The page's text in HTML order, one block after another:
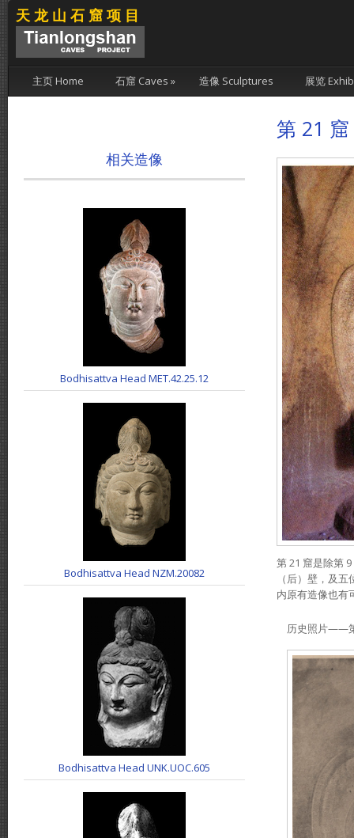
天龙山石窟项目
主页 Home 石窟 Caves » 造像 Sculptures 展览
第 21 窟
第 21 窟是除第
（后）壁，及
内原有造像也有
历史照片——
相关造像
Bodhisattva Head MET.42.25.12
Bodhisattva Head NZM.20082
Bodhisattva Head UNK.UOC.605